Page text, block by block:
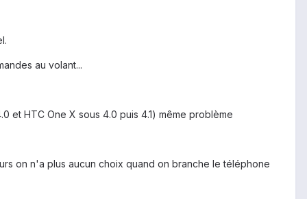
au volant...
et HTC One X sous 4.0 puis 4.1) même problème
on n'a plus aucun choix quand on branche le téléphone